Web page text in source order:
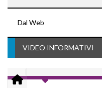
Dal Web
VIDEO INFORMATIVI